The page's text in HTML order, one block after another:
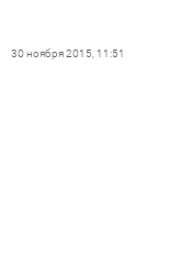
30 ноября 2015, 11:51